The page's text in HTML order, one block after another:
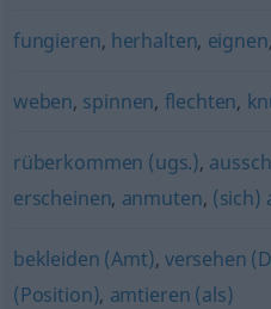
fungieren, herhalten, eignen,
weben, spinnen, flechten,
rüberkommen (ugs.),
erscheinen, anmuten, (sich)
bekleiden (Amt), versehen
(Position), amtieren (als)